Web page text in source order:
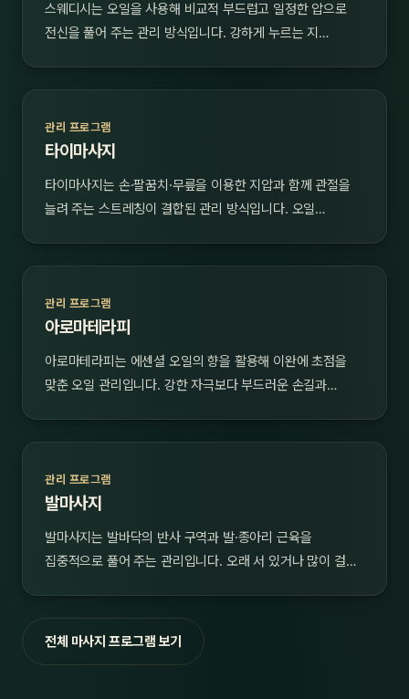
스웨디시는 오일을 사용해 비교적 부드럽고 일정한 압으로
전신을 풀어 주는 관리 방식입니다. 강하게 누르는 지…
관리 프로그램
타이마사지
타이마사지는 손·팔꿈치·무릎을 이용한 지압과 함께 관절을
늘려 주는 스트레칭이 결합된 관리 방식입니다. 오일…
관리 프로그램
아로마테라피
아로마테라피는 에센셜 오일의 향을 활용해 이완에 초점을
맞춘 오일 관리입니다. 강한 자극보다 부드러운 손길과…
관리 프로그램
발마사지
발마사지는 발바닥의 반사 구역과 발·종아리 근육을
집중적으로 풀어 주는 관리입니다. 오래 서 있거나 많이 걸…
전체 마사지 프로그램 보기